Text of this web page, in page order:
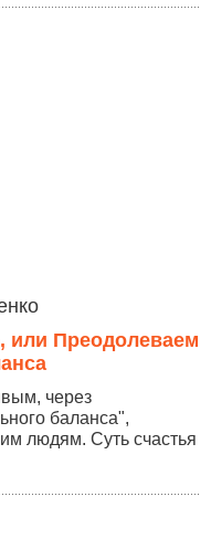
или Преодолеваем
через
баланса",
людям. Суть счастья